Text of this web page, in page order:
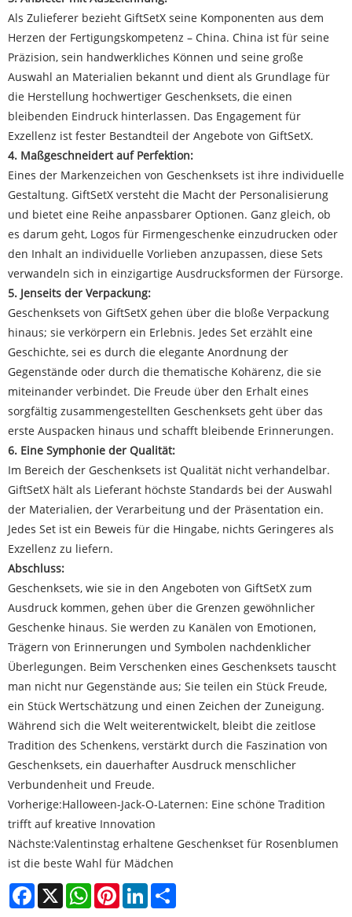
Als Zulieferer bezieht GiftSetX seine Komponenten aus dem
Herzen der Fertigungskompetenz – China. China ist für seine
Präzision, sein handwerkliches Können und seine große
Auswahl an Materialien bekannt und dient als Grundlage für
die Herstellung hochwertiger Geschenksets, die einen
bleibenden Eindruck hinterlassen. Das Engagement für
Exzellenz ist fester Bestandteil der Angebote von GiftSetX.
4. Maßgeschneidert auf Perfektion:
Eines der Markenzeichen von Geschenksets ist ihre individuelle
Gestaltung. GiftSetX versteht die Macht der Personalisierung
und bietet eine Reihe anpassbarer Optionen. Ganz gleich, ob
es darum geht, Logos für Firmengeschenke einzudrucken oder
den Inhalt an individuelle Vorlieben anzupassen, diese Sets
verwandeln sich in einzigartige Ausdrucksformen der Fürsorge.
5. Jenseits der Verpackung:
Geschenksets von GiftSetX gehen über die bloße Verpackung
hinaus; sie verkörpern ein Erlebnis. Jedes Set erzählt eine
Geschichte, sei es durch die elegante Anordnung der
Gegenstände oder durch die thematische Kohärenz, die sie
miteinander verbindet. Die Freude über den Erhalt eines
sorgfältig zusammengestellten Geschenksets geht über das
erste Auspacken hinaus und schafft bleibende Erinnerungen.
6. Eine Symphonie der Qualität:
Im Bereich der Geschenksets ist Qualität nicht verhandelbar.
GiftSetX hält als Lieferant höchste Standards bei der Auswahl
der Materialien, der Verarbeitung und der Präsentation ein.
Jedes Set ist ein Beweis für die Hingabe, nichts Geringeres als
Exzellenz zu liefern.
Abschluss:
Geschenksets, wie sie in den Angeboten von GiftSetX zum
Ausdruck kommen, gehen über die Grenzen gewöhnlicher
Geschenke hinaus. Sie werden zu Kanälen von Emotionen,
Trägern von Erinnerungen und Symbolen nachdenklicher
Überlegungen. Beim Verschenken eines Geschenksets tauscht
man nicht nur Gegenstände aus; Sie teilen ein Stück Freude,
ein Stück Wertschätzung und einen Zeichen der Zuneigung.
Während sich die Welt weiterentwickelt, bleibt die zeitlose
Tradition des Schenkens, verstärkt durch die Faszination von
Geschenksets, ein dauerhafter Ausdruck menschlicher
Verbundenheit und Freude.
Vorherige:​Halloween-Jack-O-Laternen: Eine schöne Tradition
trifft auf kreative Innovation
Nächste:Valentinstag erhaltene Geschenkset für Rosenblumen
ist die beste Wahl für Mädchen
Facebook
X WhatsAppPinterestLinkedIn